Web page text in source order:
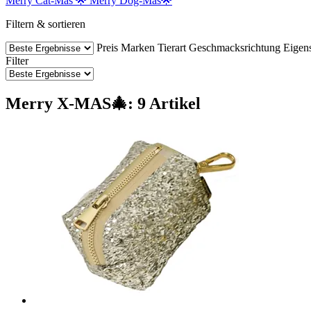
Filtern & sortieren
Preis Marken Tierart Geschmacksrichtung
Filter
Merry X-MAS🎄: 9 Artikel